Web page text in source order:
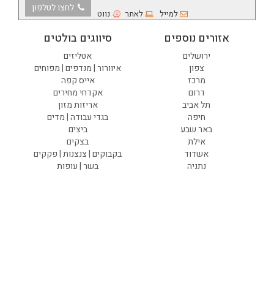
למייל לאתר נווט לחצו לטלפון
סיווגים בולטים
אטליזים
איוורור | מנדפים | מפוחים
אייס קפה
אקדחי מחירים
אריזות מזון
בגדי עבודה | מדים
ביצים
בצקים
בקבוקים | צנצנות | פקקים
בשר | עופות
אזורים נוספים
ירושלים
צפון
מרכז
דרום
תל אביב
חיפה
באר שבע
אילת
אשדוד
נתניה